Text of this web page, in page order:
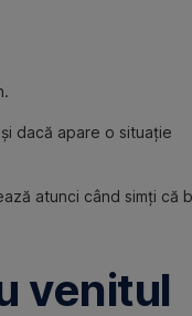
dacă apare o situație
atunci când simți că
venitul